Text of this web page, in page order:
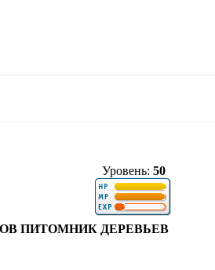
Уровень: 50
ПИТОМНИК ДЕРЕВЬЕВ